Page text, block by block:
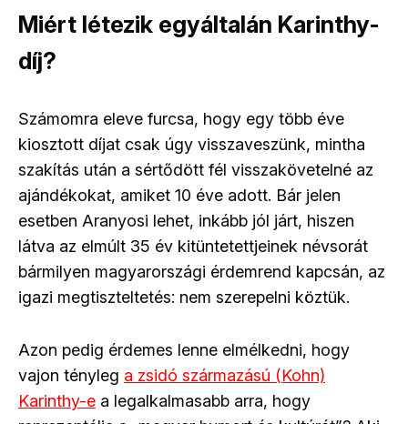
Miért létezik egyáltalán Karinthy-
díj?
Számomra eleve furcsa, hogy egy több éve
kiosztott díjat csak úgy visszaveszünk, mintha
szakítás után a sértődött fél visszakövetelné az
ajándékokat, amiket 10 éve adott. Bár jelen
esetben Aranyosi lehet, inkább jól járt, hiszen
látva az elmúlt 35 év kitüntetettjeinek névsorát
bármilyen magyarországi érdemrend kapcsán, az
igazi megtiszteltetés: nem szerepelni köztük.
Azon pedig érdemes lenne elmélkedni, hogy
vajon tényleg a zsidó származású (Kohn)
Karinthy-e a legalkalmasabb arra, hogy